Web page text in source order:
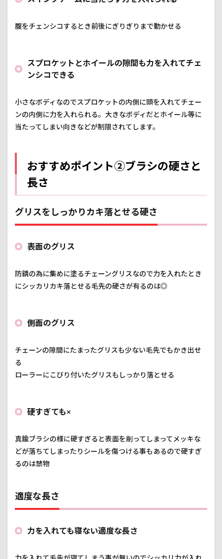
腹をチェンシコするとき前後にぎりぎりまで動かせる
スプロケットとホイールの隙間も力を入れてチェ
ンシコできる
小さなボディなのでスプロケットの内側に頭を入れてチェー
ンの内側に力を入れられる。大きなボディだとホイール等に
当たってしまい向きなどが制限されてします。
おすすめポイント②ブラシの硬さと
長さ
グリスをしっかりカキ落とせる硬さ
表面のグリス
防錆の為に集めに塗るチェーングリスなので力を入れたとき
にシッカリカキ落とせる毛先の硬さが有るのは◎
側面のグリス
チェーンの隙間にたまったグリスも少ない毛先でもかき出せ
る
ローラーにこびり付いたグリスもしっかり落とせる
硬すぎても×
真鍮ブラシの様に硬すぎると表面を削ってしまってメッキな
どが落ちてしまったりシールを傷つける事もあるので硬すぎ
るのは禁物
適度な長さ
力を入れても寝ない適度な長さ